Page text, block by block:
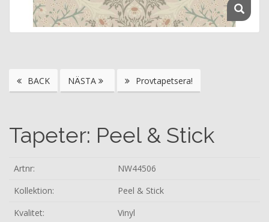
BACK NÄSTA Provtapetsera!
Tapeter: Peel & Stick
Artnr:
NW44506
Kollektion:
Peel & Stick
Kvalitet:
Vinyl